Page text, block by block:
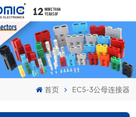
首页 EC5-3公母连接器